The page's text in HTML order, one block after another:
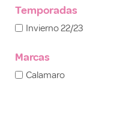
Temporadas
Invierno 22/23
Marcas
Calamaro